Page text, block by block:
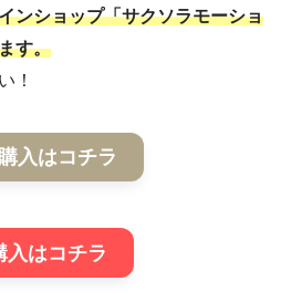
ンショップ「サクソラモーショ
す。
！
入はコチラ
入はコチラ